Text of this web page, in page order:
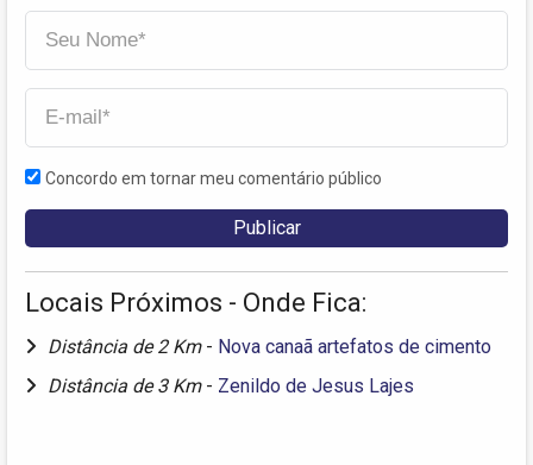
Concordo em tornar meu comentário público
Locais Próximos - Onde Fica:
Distância de 2 Km - Nova canaã artefatos de cimento
Distância de 3 Km - Zenildo de Jesus Lajes